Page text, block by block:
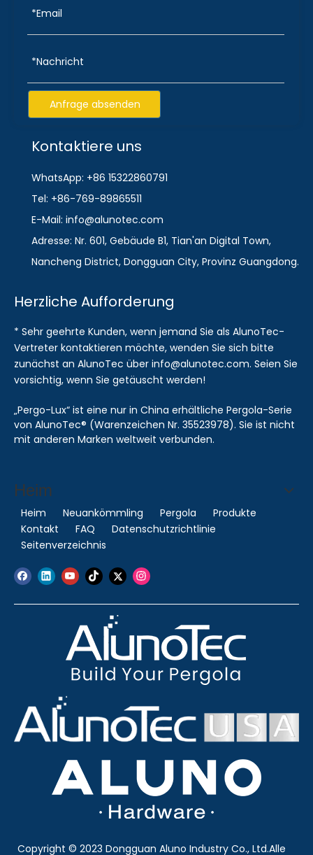
Anfrage absenden
Kontaktiere uns
WhatsApp: +86 15322860791
Tel: +86-769-89865511
E-Mail: info@alunotec.com
Adresse: Nr. 601, Gebäude B1, Tian'an Digital Town,
Nancheng District, Dongguan City, Provinz Guangdong.
Herzliche Aufforderung
* Sehr geehrte Kunden, wenn jemand Sie als AlunoTec-
Vertreter kontaktieren möchte, wenden Sie sich bitte
zunächst an AlunoTec über info@alunotec.com. Seien Sie
vorsichtig, wenn Sie getäuscht werden!
„Pergo-Lux“ ist eine nur in China erhältliche Pergola-Serie
von AlunoTec® (Warenzeichen Nr. 35523978). Sie ist nicht
mit anderen Marken weltweit verbunden.
Heim
Heim Neuankömmling Pergola
Produkte
Kontakt
FAQ
Datenschutzrichtlinie
Seitenverzeichnis
Copyright © 2023 Dongguan Aluno Industry Co., Ltd.Alle